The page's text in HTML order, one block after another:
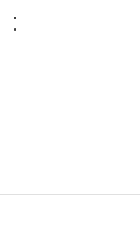
Inhalt
springen